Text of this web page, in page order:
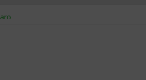
en 2026
hacer
y venderle